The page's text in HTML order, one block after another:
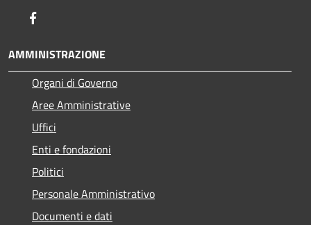
AMMINISTRAZIONE
Organi di Governo
Aree Amministrative
Uffici
Enti e fondazioni
Politici
Personale Amministrativo
Documenti e dati